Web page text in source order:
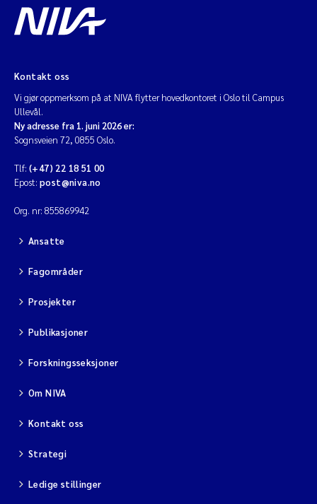
Kontakt oss
Vi gjør oppmerksom på at NIVA flytter hovedkontoret i Oslo til Campus
Ullevål.
Ny adresse fra 1. juni 2026 er:
Sognsveien 72, 0855 Oslo.
Tlf: (+47) 22 18 51 00
Epost: post@niva.no
Org. nr: 855869942
Ansatte
Fagområder
Prosjekter
Publikasjoner
Forskningsseksjoner
Om NIVA
Kontakt oss
Strategi
Ledige stillinger